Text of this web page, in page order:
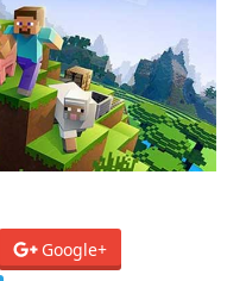
Google+